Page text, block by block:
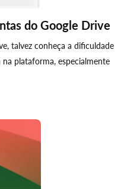
do Google Drive
talvez conheça a dificuldade
plataforma, especialmente